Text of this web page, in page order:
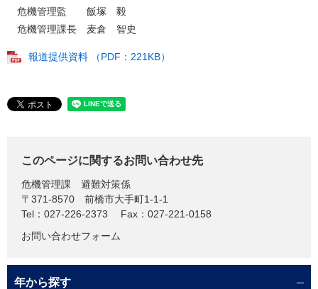
危機管理監 飯塚 毅
危機管理課長 麦倉 智史
報道提供資料 （PDF：221KB）
このページに関するお問い合わせ先
危機管理課
避難対策係
〒371-8570
前橋市大手町1-1-1
Tel：027-226-2373
Fax：027-221-0158
お問い合わせフォーム
年から探す